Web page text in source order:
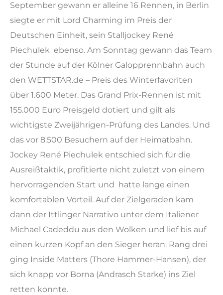
September gewann er alleine 16 Rennen, in Berlin
siegte er mit Lord Charming im Preis der
Deutschen Einheit, sein Stalljockey René
Piechulek ebenso. Am Sonntag gewann das Team
der Stunde auf der Kölner Galopprennbahn auch
den WETTSTAR.de – Preis des Winterfavoriten
über 1.600 Meter. Das Grand Prix-Rennen ist mit
155.000 Euro Preisgeld dotiert und gilt als
wichtigste Zweijährigen-Prüfung des Landes. Und
das vor 8.500 Besuchern auf der Heimatbahn.
Jockey René Piechulek entschied sich für die
Ausreißtaktik, profitierte nicht zuletzt von einem
hervorragenden Start und hatte lange einen
komfortablen Vorteil. Auf der Zielgeraden kam
dann der Ittlinger Narrativo unter dem Italiener
Michael Cadeddu aus den Wolken und lief bis auf
einen kurzen Kopf an den Sieger heran. Rang drei
ging Inside Matters (Thore Hammer-Hansen), der
sich knapp vor Borna (Andrasch Starke) ins Ziel
retten konnte.